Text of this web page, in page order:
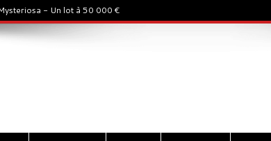
- Un lot à 50 000 €